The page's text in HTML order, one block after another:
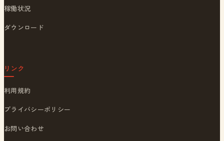
稼働状況
ダウンロード
リンク
利用規約
プライバシーポリシー
お問い合わせ